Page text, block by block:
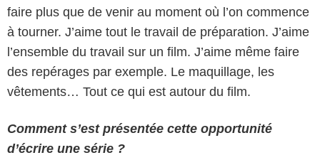
faire plus que de venir au moment où l’on commence
à tourner. J’aime tout le travail de préparation. J’aime
l’ensemble du travail sur un film. J’aime même faire
des repérages par exemple. Le maquillage, les
vêtements… Tout ce qui est autour du film.
Comment s’est présentée cette opportunité
d’écrire une série ?